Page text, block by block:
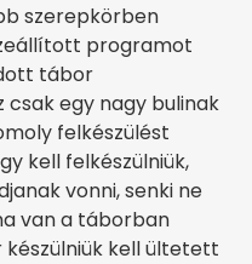
szerepkörben
programot
tábor
egy nagy bulinak
felkészülést
kell felkészülniük,
vonni, senki ne
van a táborban
készülniük kell ültetett